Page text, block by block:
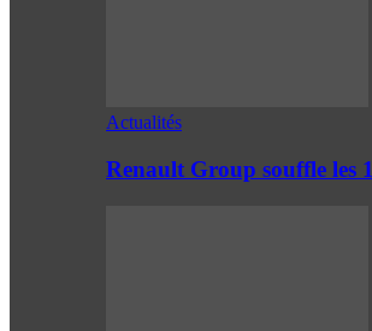
Actualités
Renault Group souffle les